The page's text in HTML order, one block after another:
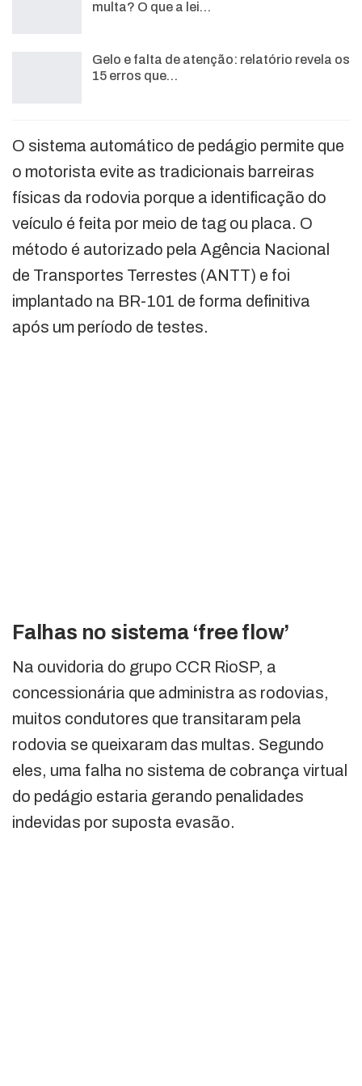
multa? O que a lei…
Gelo e falta de atenção: relatório revela os
15 erros que…
O sistema automático de pedágio permite que
o motorista evite as tradicionais barreiras
físicas da rodovia porque a identificação do
veículo é feita por meio de tag ou placa. O
método é autorizado pela Agência Nacional
de Transportes Terrestes (ANTT) e foi
implantado na BR-101 de forma definitiva
após um período de testes.
Falhas no sistema ‘free flow’
Na ouvidoria do grupo CCR RioSP, a
concessionária que administra as rodovias,
muitos condutores que transitaram pela
rodovia se queixaram das multas. Segundo
eles, uma falha no sistema de cobrança virtual
do pedágio estaria gerando penalidades
indevidas por suposta evasão.